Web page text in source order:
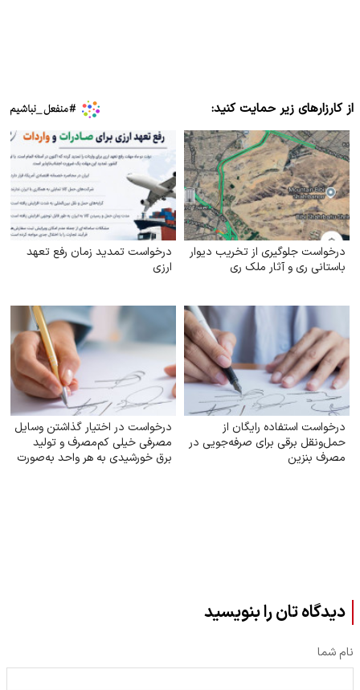
از کارزارهای زیر حمایت کنید:
درخواست جلوگیری از تخریب دیوار
باستانی ری و آثار ملک ری
درخواست تمدید زمان رفع تعهد
ارزی
درخواست استفاده رایگان از
حمل‌ونقل برقی برای صرفه‌جویی در
مصرف بنزین
درخواست در اختیار گذاشتن وسایل
مصرفی خیلی کم‌مصرف و تولید
برق خورشیدی به هر واحد به‌صورت
دیدگاه تان را بنویسید
نام شما